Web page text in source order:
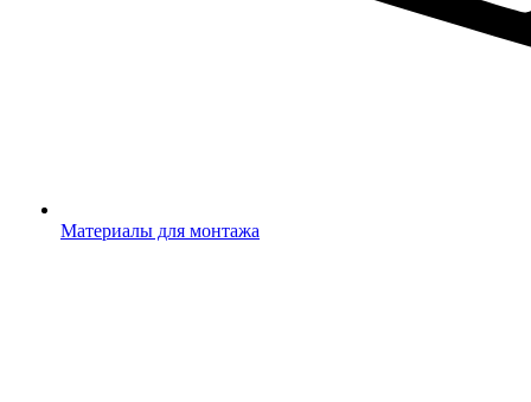
Материалы для монтажа